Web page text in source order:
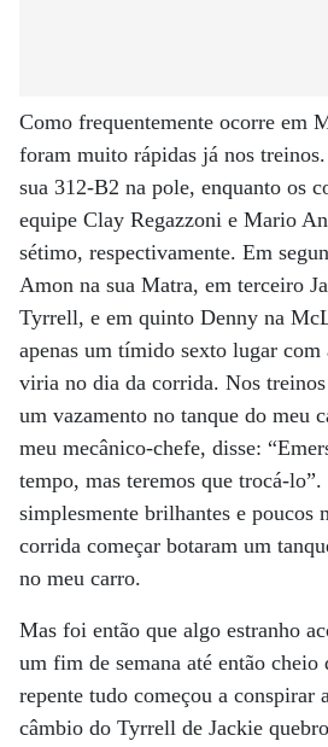
Como frequentemente ocorre em
foram muito rápidas já nos
sua 312-B2 na pole, enquanto os
equipe Clay Regazzoni e Mario
sétimo, respectivamente. Em
Amon na sua Matra, em terceiro
Tyrrell, e em quinto Denny na
apenas um tímido sexto lugar
viria no dia da corrida. Nos
um vazamento no tanque do meu
meu mecânico-chefe, disse:
tempo, mas teremos que trocá-
simplesmente brilhantes e poucos
corrida começar botaram um
no meu carro.
Mas foi então que algo estranho
um fim de semana até então cheio
repente tudo começou a conspirar
câmbio do Tyrrell de Jackie